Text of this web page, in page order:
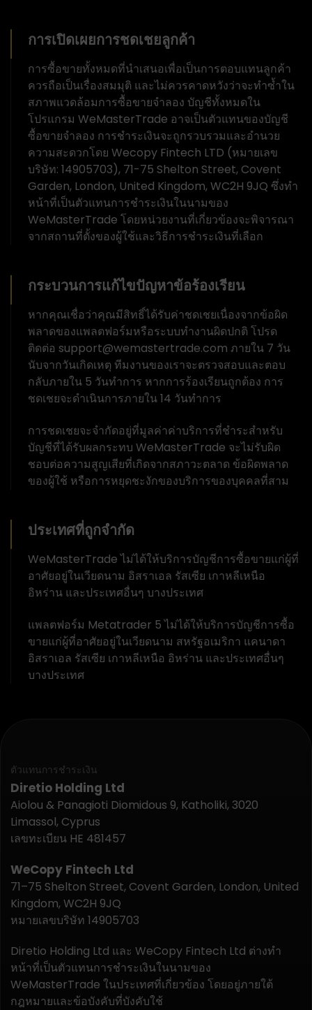
การเปิดเผยการชดเชยลูกค้า
การซื้อขายทั้งหมดที่นำเสนอเพื่อเป็นการตอบแทนลูกค้า
ควรถือเป็นเรื่องสมมุติ และไม่ควรคาดหวังว่าจะทำซ้ำใน
สภาพแวดล้อมการซื้อขายจำลอง บัญชีทั้งหมดใน
โปรแกรม WeMasterTrade อาจเป็นตัวแทนของบัญชี
ซื้อขายจำลอง การชำระเงินจะถูกรวบรวมและอำนวย
ความสะดวกโดย Wecopy Fintech LTD (หมายเลข
บริษัท: 14905703), 71-75 Shelton Street, Covent
Garden, London, United Kingdom, WC2H 9JQ ซึ่งทำ
หน้าที่เป็นตัวแทนการชำระเงินในนามของ
WeMasterTrade โดยหน่วยงานที่เกี่ยวข้องจะพิจารณา
จากสถานที่ตั้งของผู้ใช้และวิธีการชำระเงินที่เลือก
กระบวนการแก้ไขปัญหาข้อร้องเรียน
หากคุณเชื่อว่าคุณมีสิทธิ์ได้รับค่าชดเชยเนื่องจากข้อผิด
พลาดของแพลตฟอร์มหรือระบบทำงานผิดปกติ โปรด
ติดต่อ support@wemastertrade.com ภายใน 7 วัน
นับจากวันเกิดเหตุ ทีมงานของเราจะตรวจสอบและตอบ
กลับภายใน 5 วันทำการ หากการร้องเรียนถูกต้อง การ
ชดเชยจะดำเนินการภายใน 14 วันทำการ
การชดเชยจะจำกัดอยู่ที่มูลค่าค่าบริการที่ชำระสำหรับ
บัญชีที่ได้รับผลกระทบ WeMasterTrade จะไม่รับผิด
ชอบต่อความสูญเสียที่เกิดจากสภาวะตลาด ข้อผิดพลาด
ของผู้ใช้ หรือการหยุดชะงักของบริการของบุคคลที่สาม
ประเทศที่ถูกจำกัด
WeMasterTrade ไม่ได้ให้บริการบัญชีการซื้อขายแก่ผู้ที่
อาศัยอยู่ในเวียดนาม อิสราเอล รัสเซีย เกาหลีเหนือ
อิหร่าน และประเทศอื่นๆ บางประเทศ
แพลตฟอร์ม Metatrader 5 ไม่ได้ให้บริการบัญชีการซื้อ
ขายแก่ผู้ที่อาศัยอยู่ในเวียดนาม สหรัฐอเมริกา แคนาดา
อิสราเอล รัสเซีย เกาหลีเหนือ อิหร่าน และประเทศอื่นๆ
บางประเทศ
ตัวแทนการชำระเงิน
Diretio Holding Ltd
Aiolou & Panagioti Diomidous 9, Katholiki, 3020
Limassol, Cyprus
เลขทะเบียน HE 481457
WeCopy Fintech Ltd
71–75 Shelton Street, Covent Garden, London, United
Kingdom, WC2H 9JQ
หมายเลขบริษัท 14905703
Diretio Holding Ltd และ WeCopy Fintech Ltd ต่างทำ
หน้าที่เป็นตัวแทนการชำระเงินในนามของ
WeMasterTrade ในประเทศที่เกี่ยวข้อง โดยอยู่ภายใต้
กฎหมายและข้อบังคับที่บังคับใช้